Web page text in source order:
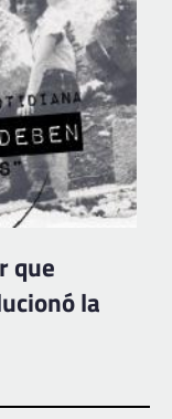
que
la